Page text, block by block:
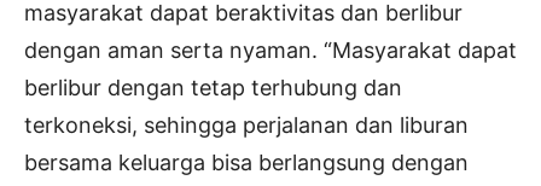
masyarakat dapat beraktivitas dan berlibur
dengan aman serta nyaman. “Masyarakat dapat
berlibur dengan tetap terhubung dan
terkoneksi, sehingga perjalanan dan liburan
bersama keluarga bisa berlangsung dengan